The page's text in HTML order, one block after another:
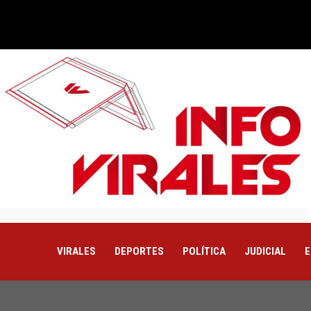
VIRALES DEPORTES POLÍTICA JUDICIAL